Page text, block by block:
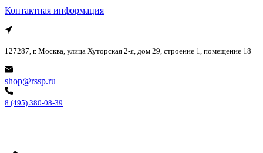
Контактная информация
127287, г. Москва, улица Хуторская 2-я, дом 29, строение 1, помещение 18
shop@rssp.ru
8 (495) 380-08-39